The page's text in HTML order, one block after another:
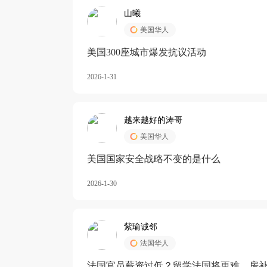
山曦
美国华人
美国300座城市爆发抗议活动
2026-1-31
越来越好的涛哥
美国华人
美国国家安全战略不变的是什么
2026-1-30
紫瑜诚邻
法国华人